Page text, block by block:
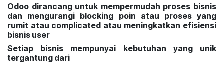
Odoo dirancang untuk mempermudah proses bisnis
dan mengurangi blocking poin atau proses yang
rumit atau complicated atau meningkatkan efisiensi
bisnis user
Setiap bisnis mempunyai kebutuhan yang unik
tergantung dari